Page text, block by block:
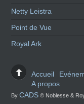
Netty Leistra
Point de Vue
Royal Ark
Accueil
A propos
ByCADS © Noblesse &